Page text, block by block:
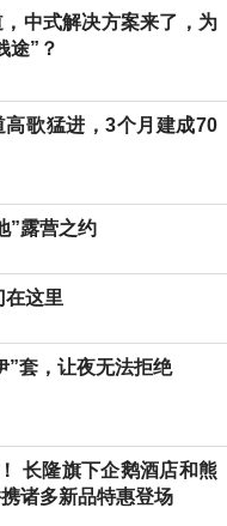
中式解决方案来了，为
途”？
歌猛进，3个月建成70
”露营之约
在这里
”套，让夜无法拒绝
长隆旗下企鹅酒店和熊
诸多新品特惠登场